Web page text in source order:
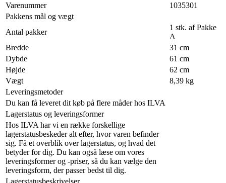
Varenummer
1035301
Pakkens mål og vægt
Antal pakker
1 stk. af Pakke
A
Bredde
31 cm
Dybde
61 cm
Højde
62 cm
Vægt
8,39 kg
Leveringsmetoder
Du kan få leveret dit køb på flere måder hos ILVA
Lagerstatus og leveringsformer
Hos ILVA har vi en række forskellige
lagerstatusbeskeder alt efter, hvor varen befinder
sig. Få et overblik over lagerstatus, og hvad det
betyder for dig. Du kan også læse om vores
leveringsformer og -priser, så du kan vælge den
leveringsform, der passer bedst til dig.
Lagerstatusbeskrivelser